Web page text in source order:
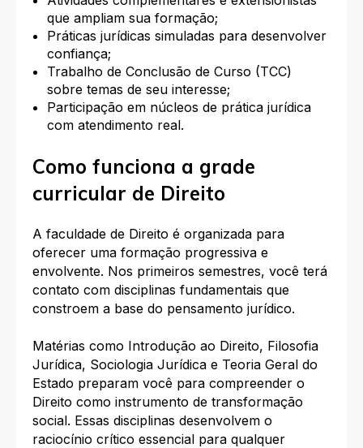
que ampliam sua formação;
Práticas jurídicas simuladas para desenvolver
confiança;
Trabalho de Conclusão de Curso (TCC)
sobre temas de seu interesse;
Participação em núcleos de prática jurídica
com atendimento real.
Como funciona a grade
curricular de Direito
A faculdade de Direito é organizada para
oferecer uma formação progressiva e
envolvente. Nos primeiros semestres, você terá
contato com disciplinas fundamentais que
constroem a base do pensamento jurídico.​
Matérias como Introdução ao Direito, Filosofia
Jurídica, Sociologia Jurídica e Teoria Geral do
Estado preparam você para compreender o
Direito como instrumento de transformação
social. Essas disciplinas desenvolvem o
raciocínio crítico essencial para qualquer